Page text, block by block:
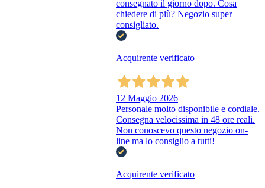
consegnato il giorno dopo. Cosa
chiedere di più? Negozio super
consigliato.
Acquirente verificato
12 Maggio 2026
Personale molto disponibile e cordiale.
Consegna velocissima in 48 ore reali.
Non conoscevo questo negozio on-
line ma lo consiglio a tutti!
Acquirente verificato